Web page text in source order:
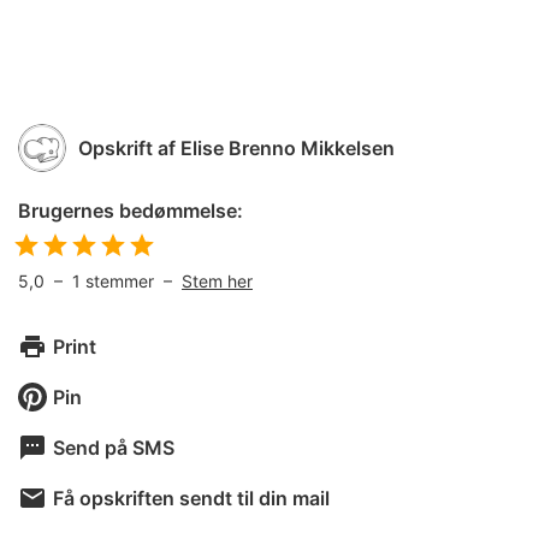
Opskrift af Elise Brenno Mikkelsen
Brugernes bedømmelse:
5,0 – 1 stemmer – Stem her
Print
Pin
Send på SMS
Få opskriften sendt til din mail